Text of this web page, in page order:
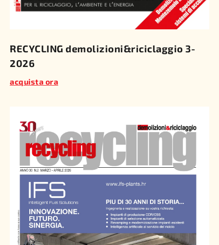
RECYCLING demolizioni&riciclaggio 3-
2026
acquista ora